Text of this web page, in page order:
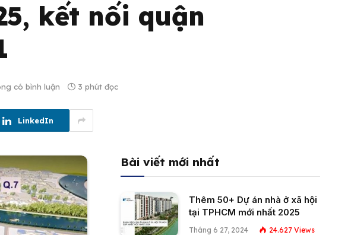
kết nối quận
có bình luận 3 phút đọc
LinkedIn
Bài viết mới nhất
Thêm 50+ Dự án nhà ở xã hội
tại TPHCM mới nhất 2025
Tháng 6 27, 2024 24.627 Views